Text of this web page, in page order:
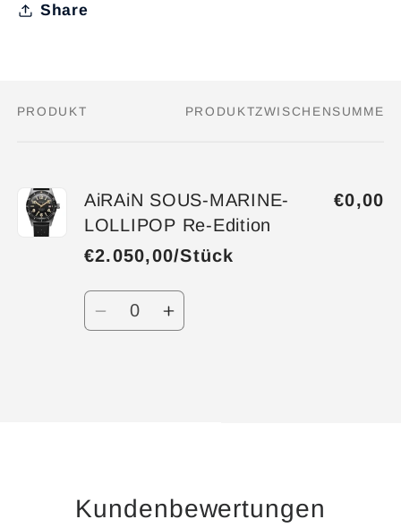
Share
Dein
PRODUKT PRODUKTZWISCHENSUMME
AiRAiN SOUS-MARINE-
LOLLIPOP Re-Edition
€2.050,00/Stück
€0,00
Anzahl
VerringereErhöhe
Kundenbewertungen